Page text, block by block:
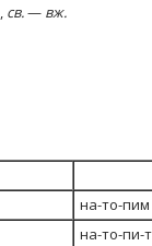
св.— вж.
на-то-пим
на-то-пи-